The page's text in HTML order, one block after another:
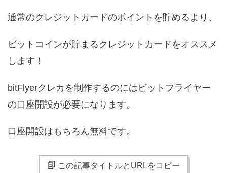
通常のクレジットカードのポイントを貯めるより、
ビットコインが貯まるクレジットカードをオススメ
します！
bitFlyerクレカを制作するのにはビットフライヤー
の口座開設が必要になります。
口座開設はもちろん無料です。
この記事タイトルとURLをコピー